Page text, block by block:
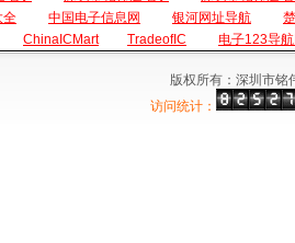
全 中国电子信息网 银河网址导航
ChinaICMart TradeofIC 电子123导航
版权所有：深圳市铭
访问统计：